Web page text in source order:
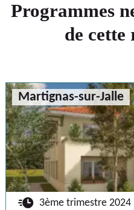
Programmes
de cette
Martignas-sur-Jalle
🕐 3ème trimestre 2024